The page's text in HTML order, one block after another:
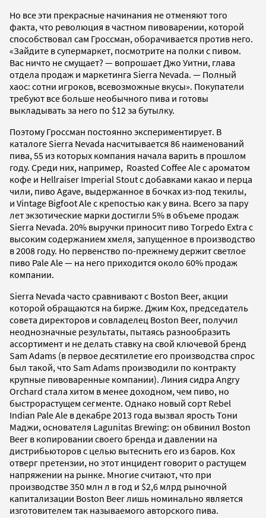
Но все эти прекрасные начинания не отменяют того
факта, что революция в частном пивоварении, которой
способствовал сам Гроссман, оборачивается против него.
«Зайдите в супермаркет, посмотрите на полки с пивом.
Вас ничто не смущает? — вопрошает Джо Уитни, глава
отдела продаж и маркетинга Sierra Nevada. — Полный
хаос: сотни игроков, всевозможные вкусы». Покупатели
требуют все больше необычного пива и готовы
выкладывать за него по $12 за бутылку.
Поэтому Гроссман постоянно экспериментирует. В
каталоге Sierra Nevada насчитывается 86 наименований
пива, 55 из которых компания начала варить в прошлом
году. Среди них, например, Roasted Coffee Ale с ароматом
кофе и Hellraiser Imperial Stout с добавками какао и перца
чили, пиво Agave, выдержанное в бочках из-под текилы,
и Vintage Bigfoot Ale с крепостью как у вина. Всего за пару
лет экзотические марки достигли 5% в объеме продаж
Sierra Nevada. 20% выручки приносит пиво Torpedo Extra с
высоким содержанием хмеля, запущенное в производство
в 2008 году. Но первенство по-прежнему держит светлое
пиво Pale Ale — на него приходится около 60% продаж
компании.
Sierra Nevada часто сравнивают с Boston Beer, акции
которой обращаются на бирже. Джим Кох, председатель
совета директоров и совладелец Boston Beer, получил
неоднозначные результаты, пытаясь разнообразить
ассортимент и не делать ставку на свой ключевой бренд
Sam Adams (в первое десятилетие его производства спрос
был такой, что Sam Adams производили по контракту
крупные пивоваренные компании). Линия сидра Angry
Orchard стала хитом в менее доходном, чем пиво, но
быстрорастущем сегменте. Однако новый сорт Rebel
Indian Pale Ale в декабре 2013 года вызвал ярость Тони
Маджи, основателя Lagunitas Brewing: он обвинил Boston
Beer в копировании своего бренда и давлении на
дистрибьюторов с целью вытеснить его из баров. Кох
отверг претензии, но этот инцидент говорит о растущем
напряжении на рынке. Многие считают, что при
производстве 350 млн л в год и $2,6 млрд рыночной
капитализации Boston Beer лишь номинально является
изготовителем так называемого авторского пива.